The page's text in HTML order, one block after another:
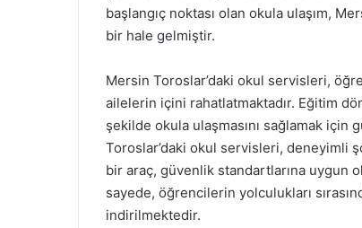
başlangıç noktası olan okula ulaşım,
bir hale gelmiştir.
Mersin Toroslar’daki okul servisleri,
ailelerin içini rahatlatmaktadır. Eğitim
şekilde okula ulaşmasını sağlamak için
Toroslar’daki okul servisleri, deneyimli
bir araç, güvenlik standartlarına uygun
sayede, öğrencilerin yolculukları
indirilmektedir.